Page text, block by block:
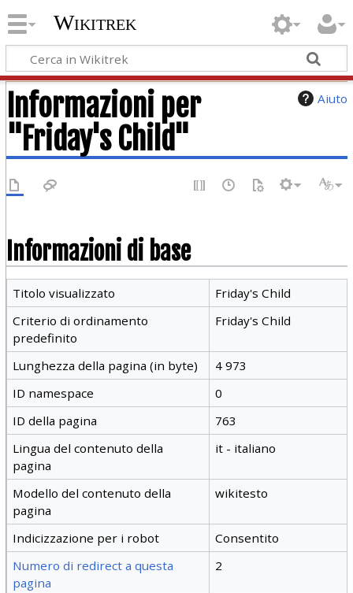
Wikitrek
Aiuto
Informazioni per
"Friday's Child"
Informazioni di base
Titolo visualizzato
Friday's Child
Criterio di ordinamento
predefinito
Friday's Child
Lunghezza della pagina (in byte)
4 973
ID namespace
0
ID della pagina
763
Lingua del contenuto della
pagina
it - italiano
Modello del contenuto della
pagina
wikitesto
Indicizzazione per i robot
Consentito
Numero di redirect a questa
pagina
2